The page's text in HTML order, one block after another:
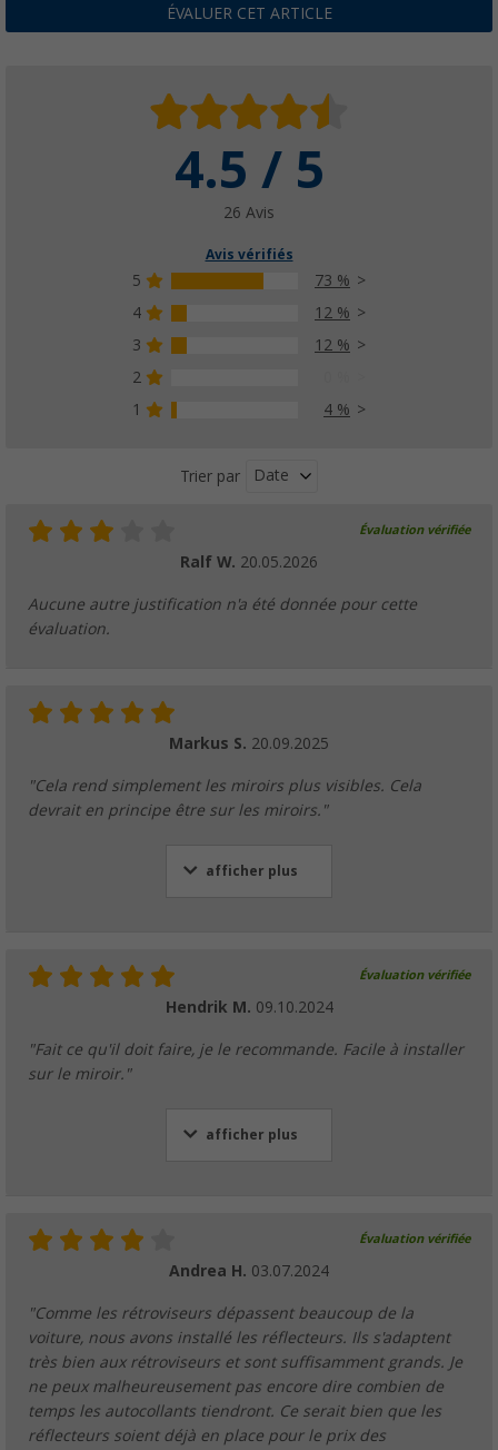
ÉVALUER CET ARTICLE
4.5 / 5
26 Avis
Avis vérifiés
5
73 %
4
12 %
3
12 %
2
1
4 %
Trier par Date
Évaluation vérifiée
Ralf W. 20.05.2026
Aucune autre justification n'a été donnée pour cette
évaluation.
Markus S. 20.09.2025
"Cela rend simplement les miroirs plus visibles. Cela
devrait en principe être sur les miroirs."
afficher plus
Évaluation vérifiée
Hendrik M. 09.10.2024
"Fait ce qu'il doit faire, je le recommande. Facile à installer
sur le miroir."
afficher plus
Évaluation vérifiée
Andrea H. 03.07.2024
"Comme les rétroviseurs dépassent beaucoup de la
voiture, nous avons installé les réflecteurs. Ils s'adaptent
très bien aux rétroviseurs et sont suffisamment grands. Je
ne peux malheureusement pas encore dire combien de
temps les autocollants tiendront. Ce serait bien que les
réflecteurs soient déjà en place pour le prix des